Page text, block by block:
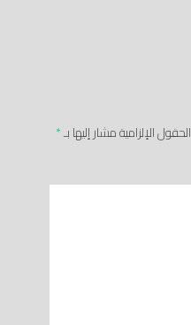
الحقول الإلزامية مشار إليها بـ*